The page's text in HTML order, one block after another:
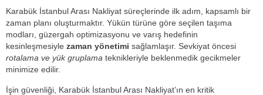
Karabük İstanbul Arası Nakliyat süreçlerinde ilk adım, kapsamlı bir
zaman planı oluşturmaktır. Yükün türüne göre seçilen taşıma
modları, güzergah optimizasyonu ve varış hedefinin
kesinleşmesiyle zaman yönetimi sağlamlaşır. Sevkiyat öncesi
rotalama ve yük gruplama teknikleriyle beklenmedik gecikmeler
minimize edilir.
İşin güvenliği, Karabük İstanbul Arası Nakliyat’ın en kritik